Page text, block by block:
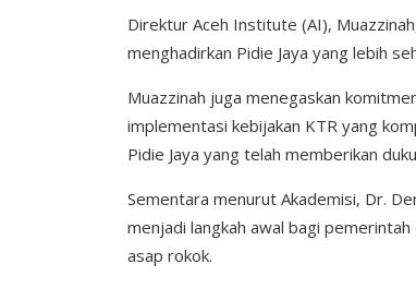
Direktur Aceh Institute (AI),
menghadirkan Pidie Jaya yang lebih
Muazzinah juga menegaskan
implementasi kebijakan KTR yang
Pidie Jaya yang telah memberikan
Sementara menurut Akademisi, Dr.
menjadi langkah awal bagi
asap rokok.